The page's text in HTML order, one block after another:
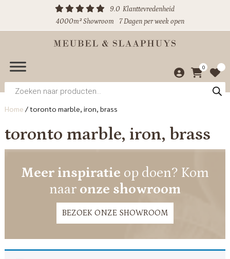
9.0 Klanttevredenheid
4000m² Showroom
7 Dagen per week open
0
Producten
zoeken
Home /toronto marble, iron, brass
toronto marble, iron, brass
Meer inspiratie op doen? Kom
naar onze showroom
BEZOEK ONZE SHOWROOM